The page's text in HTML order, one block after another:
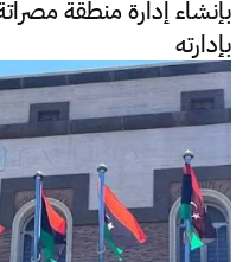
بإنشاء إدارة منطقة
بإدارته